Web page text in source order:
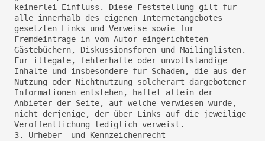
keinerlei Einfluss. Diese Feststellung gilt für
alle innerhalb des eigenen Internetangebotes
gesetzten Links und Verweise sowie für
Fremdeinträge in vom Autor eingerichteten
Gästebüchern, Diskussionsforen und Mailinglisten.
Für illegale, fehlerhafte oder unvollständige
Inhalte und insbesondere für Schäden, die aus der
Nutzung oder Nichtnutzung solcherart dargebotener
Informationen entstehen, haftet allein der
Anbieter der Seite, auf welche verwiesen wurde,
nicht derjenige, der über Links auf die jeweilige
Veröffentlichung lediglich verweist.
3. Urheber- und Kennzeichenrecht